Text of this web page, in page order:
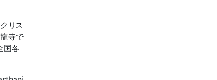
リス
寺で
国各